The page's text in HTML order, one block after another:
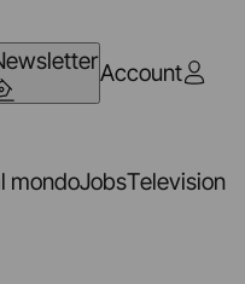
Account
mondoJobsTelevision